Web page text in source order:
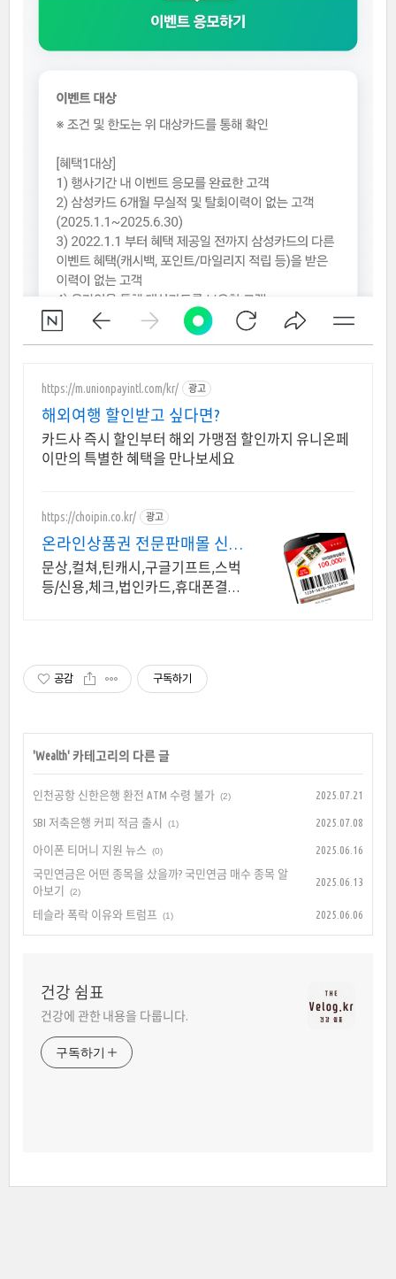
https://m.unionpayintl.com/kr/ 광고
해외여행 할인받고 싶다면?
카드사 즉시 할인부터 해외 가맹점 할인까지 유니온페
이만의 특별한 혜택을 만나보세요
https://choipin.co.kr/ 광고
온라인상품권 전문판매몰 신용
카드, 휴대폰 결제 OK
문상,컬쳐,틴캐시,구글기프트,스벅
등/신용,체크,법인카드,휴대폰결제
공감 구독하기
'Wealth' 카테고리의 다른 글
인천공항 신한은행 환전 ATM 수령 불가 (2) 2025.07.21
SBI 저축은행 커피 적금 출시 (1) 2025.07.08
아이폰 티머니 지원 뉴스 (0)
2025.06.16
국민연금은 어떤 종목을 샀을까? 국민연금 매수 종목 알
아보기
(2)
2025.06.13
테슬라 폭락 이유와 트럼프 (1) 2025.06.06
건강 쉼표
건강에 관한 내용을 다룹니다.
구독하기